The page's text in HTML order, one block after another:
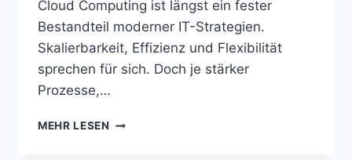
Cloud Computing ist längst ein fester
Bestandteil moderner IT-Strategien.
Skalierbarkeit, Effizienz und Flexibilität
sprechen für sich. Doch je stärker
Prozesse,…
MEHR LESEN